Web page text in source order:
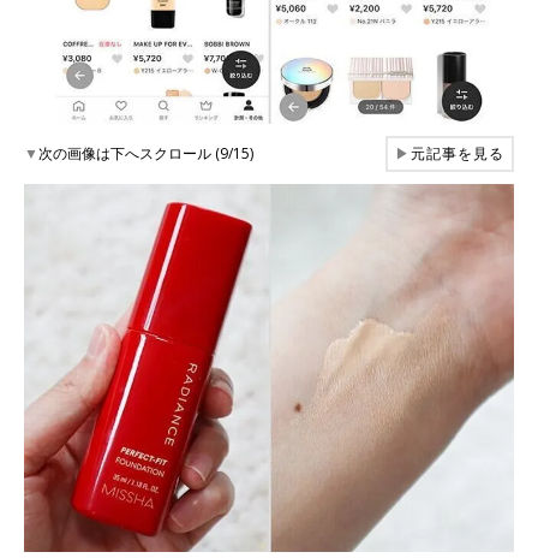
▼次の画像は下へスクロール (9/15) ▶元記事を見る